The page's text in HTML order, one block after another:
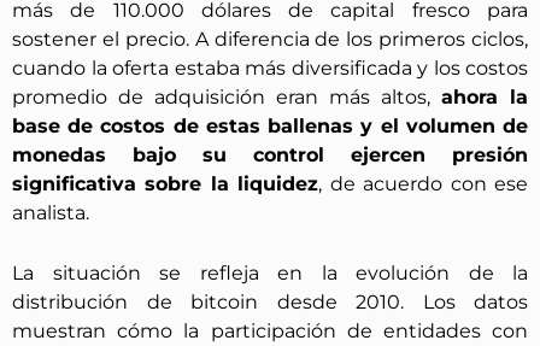
más de 110.000 dólares de capital fresco para
sostener el precio. A diferencia de los primeros ciclos,
cuando la oferta estaba más diversificada y los costos
promedio de adquisición eran más altos, ahora la
base de costos de estas ballenas y el volumen de
monedas bajo su control ejercen presión
significativa sobre la liquidez, de acuerdo con ese
analista.
La situación se refleja en la evolución de la
distribución de bitcoin desde 2010. Los datos
muestran cómo la participación de entidades con